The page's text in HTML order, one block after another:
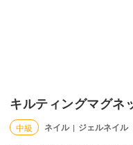
キルティングマグネ
中級 ネイル | ジェルネイル